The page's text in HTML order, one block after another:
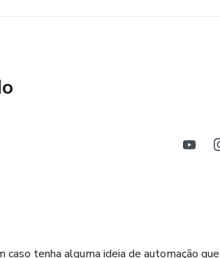
tenha alguma ideia de automação que